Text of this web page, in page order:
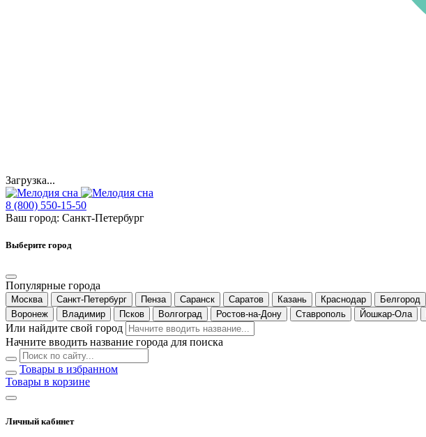
Загрузка...
8 (800) 550-15-50
Ваш город: Санкт-Петербург
Выберите город
Популярные города
Москва Санкт-Петербург Пенза Саранск Саратов Казань Краснодар Белгород
Воронеж
Владимир Псков Волгоград Ростов-на-Дону Ставрополь Йошкар-Ола
Или найдите свой город
Начните вводить название города для поиска
Товары в избранном
Товары в корзине
Личный кабинет